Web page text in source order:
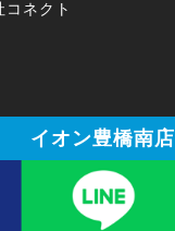
ネクト
イオン豊橋南店